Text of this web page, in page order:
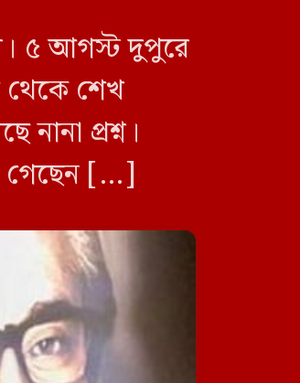
৫ আগস্ট দুপুরে
থেকে শেখ
প্রশ্ন।
গেছেন […]